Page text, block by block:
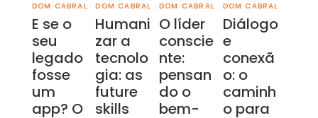
E se o
seu
legado
fosse
um
app? O
DOM CABRAL
Humani
zar a
tecnolo
gia: as
future
skills
DOM CABRAL
O líder
conscie
nte:
pensan
do o
bem-
DOM CABRAL
Diálogo
e
conexã
o: o
caminh
o para
DOM CABRAL